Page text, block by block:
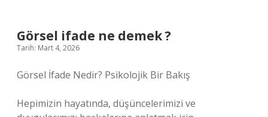
Görsel ifade ne demek ?
Tarih: Mart 4, 2026
Görsel İfade Nedir? Psikolojik Bir Bakış
Hepimizin hayatında, düşüncelerimizi ve